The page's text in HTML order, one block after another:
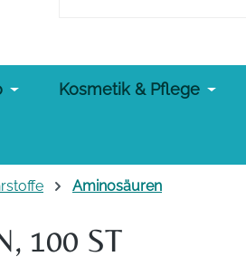
Kosmetik & Pflege
Aminosäuren
100 ST